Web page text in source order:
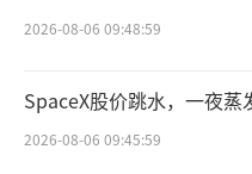
普遍对资产端预期
为，伴随资本市场
值重塑，险企投资
动公司业绩的快速增长
2026-08-06 09:48:59
SpaceX股价跳水，一夜蒸
2026-08-06 09:45:59